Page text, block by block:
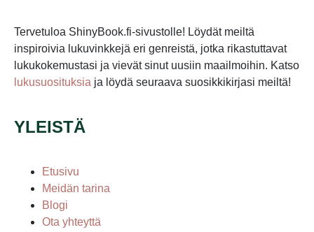
Tervetuloa ShinyBook.fi-sivustolle! Löydät meiltä
inspiroivia lukuvinkkejä eri genreistä, jotka rikastuttavat
lukukokemustasi ja vievät sinut uusiin maailmoihin. Katso
lukusuosituksia ja löydä seuraava suosikkikirjasi meiltä!
YLEISTÄ
Etusivu
Meidän tarina
Blogi
Ota yhteyttä